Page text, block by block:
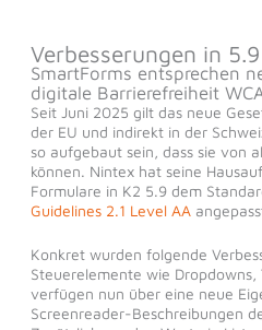
Verbesserungen in 5.9
SmartForms entsprechen
digitale Barrierefreiheit
Seit Juni 2025 gilt das neue
der EU und indirekt in der
so aufgebaut sein, dass sie von
können. Nintex hat seine
Formulare in K2 5.9 dem
Guidelines 2.1 Level AA
Konkret wurden folgende
Steuerelemente wie
verfügen nun über eine neue
Screenreader-Beschreibungen